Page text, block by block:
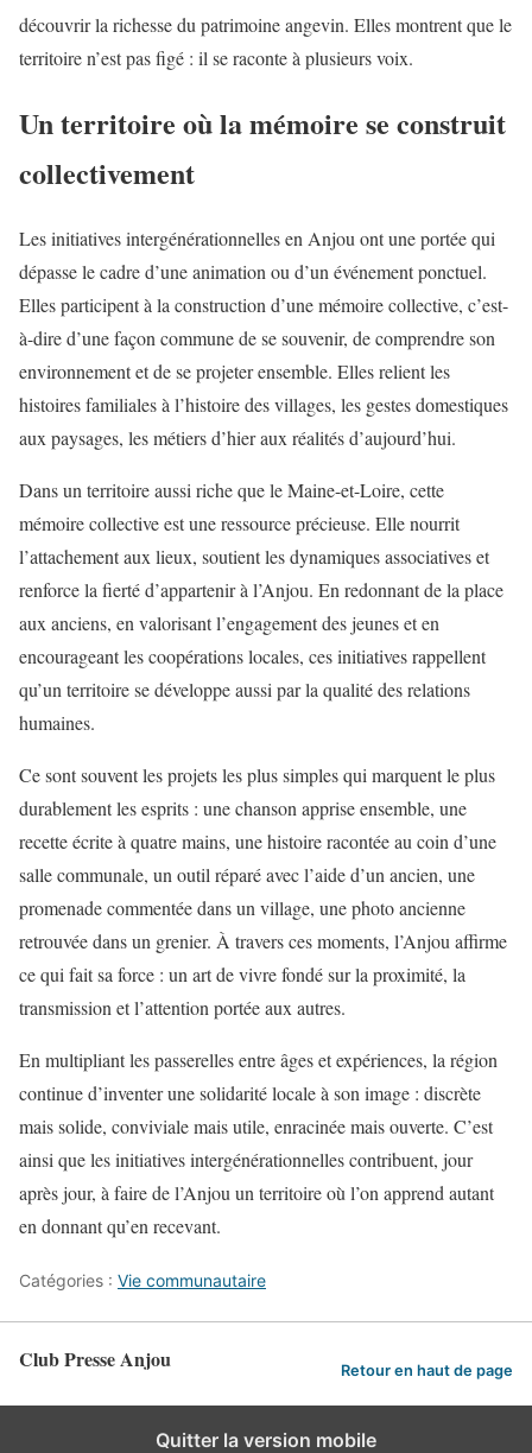
découvrir la richesse du patrimoine angevin. Elles montrent que le
territoire n’est pas figé : il se raconte à plusieurs voix.
Un territoire où la mémoire se construit
collectivement
Les initiatives intergénérationnelles en Anjou ont une portée qui
dépasse le cadre d’une animation ou d’un événement ponctuel.
Elles participent à la construction d’une mémoire collective, c’est-
à-dire d’une façon commune de se souvenir, de comprendre son
environnement et de se projeter ensemble. Elles relient les
histoires familiales à l’histoire des villages, les gestes domestiques
aux paysages, les métiers d’hier aux réalités d’aujourd’hui.
Dans un territoire aussi riche que le Maine-et-Loire, cette
mémoire collective est une ressource précieuse. Elle nourrit
l’attachement aux lieux, soutient les dynamiques associatives et
renforce la fierté d’appartenir à l’Anjou. En redonnant de la place
aux anciens, en valorisant l’engagement des jeunes et en
encourageant les coopérations locales, ces initiatives rappellent
qu’un territoire se développe aussi par la qualité des relations
humaines.
Ce sont souvent les projets les plus simples qui marquent le plus
durablement les esprits : une chanson apprise ensemble, une
recette écrite à quatre mains, une histoire racontée au coin d’une
salle communale, un outil réparé avec l’aide d’un ancien, une
promenade commentée dans un village, une photo ancienne
retrouvée dans un grenier. À travers ces moments, l’Anjou affirme
ce qui fait sa force : un art de vivre fondé sur la proximité, la
transmission et l’attention portée aux autres.
En multipliant les passerelles entre âges et expériences, la région
continue d’inventer une solidarité locale à son image : discrète
mais solide, conviviale mais utile, enracinée mais ouverte. C’est
ainsi que les initiatives intergénérationnelles contribuent, jour
après jour, à faire de l’Anjou un territoire où l’on apprend autant
en donnant qu’en recevant.
Catégories : Vie communautaire
Club Presse Anjou Retour en haut de page
Quitter la version mobile